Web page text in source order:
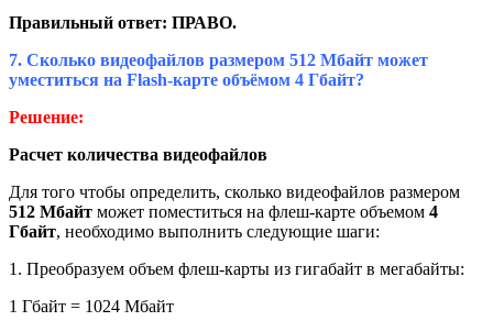
Правильный ответ: ПРАВО.
7. Сколько видеофайлов размером 512 Мбайт может
уместиться на Flash-карте объёмом 4 Гбайт?
Решение:
Расчет количества видеофайлов
Для того чтобы определить, сколько видеофайлов размером
512 Мбайт может поместиться на флеш-карте объемом 4
Гбайт, необходимо выполнить следующие шаги:
1. Преобразуем объем флеш-карты из гигабайт в мегабайты:
1 Гбайт = 1024 Мбайт